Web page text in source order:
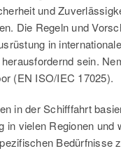
und
Die Regeln und
in
sein.
(EN ISO/IEC 17025).
in der Schifffahrt
in vielen Regionen und
Bedürfnisse